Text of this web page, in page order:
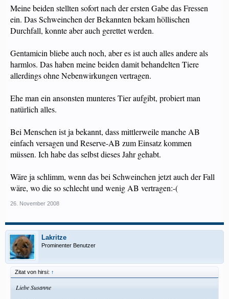
Meine beiden stellten sofort nach der ersten Gabe das Fressen
ein. Das Schweinchen der Bekannten bekam höllischen
Durchfall, konnte aber auch gerettet werden.
Gentamicin bliebe auch noch, aber es ist auch alles andere als
harmlos. Das haben meine beiden damit behandelten Tiere
allerdings ohne Nebenwirkungen vertragen.
Ehe man ein ansonsten munteres Tier aufgibt, probiert man
natürlich alles.
Bei Menschen ist ja bekannt, dass mittlerweile manche AB
einfach versagen und Reserve-AB zum Einsatz kommen
müssen. Ich habe das selbst dieses Jahr gehabt.
Wäre ja schlimm, wenn das bei Schweinchen jetzt auch der Fall
wäre, wo die so schlecht und wenig AB vertragen:-(
26. November 2008
Lakritze
Prominenter Benutzer
Zitat von hirsi: ↑
Liebe Susanne